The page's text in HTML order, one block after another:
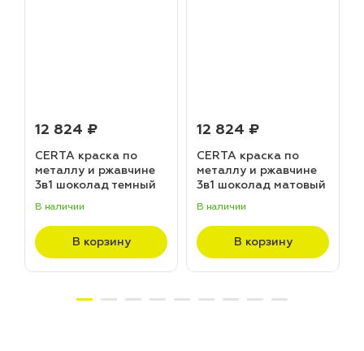
12 824 ₽
CERTA краска по
металлу и ржавчине
3в1 шоколад темный
(20,0кг)
В наличии
В корзину
12 824 ₽
CERTA краска по
металлу и ржавчине
3в1 шоколад матовый
В наличии
В корзину